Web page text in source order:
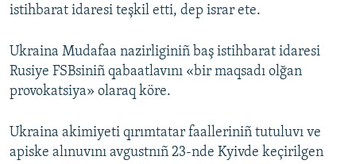
istihbarat idaresi teşkil etti, dep israr ete.
Ukraina Mudafaa nazirliginiñ baş istihbarat idaresi
Rusiye FSBsiniñ qabaatlavını «bir maqsadı olğan
provokatsiya» olaraq köre.
Ukraina akimiyeti qırımtatar faalleriniñ tutuluvı ve
apiske alınuvını avgustnıñ 23-nde Kyivde keçirilgen